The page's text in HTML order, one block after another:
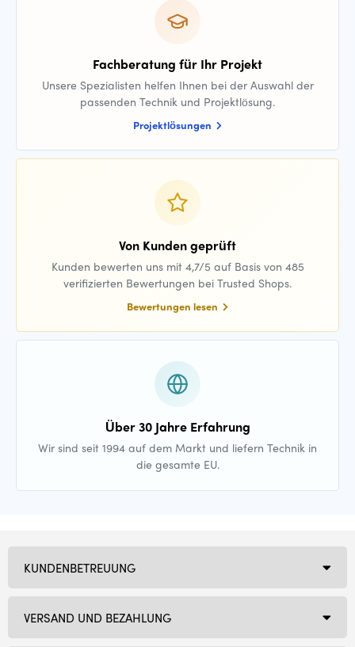
Fachberatung für Ihr Projekt
Unsere Spezialisten helfen Ihnen bei der Auswahl der
passenden Technik und Projektlösung.
Projektlösungen
Von Kunden geprüft
Kunden bewerten uns mit 4,7/5 auf Basis von 485
verifizierten Bewertungen bei Trusted Shops.
Bewertungen lesen
Über 30 Jahre Erfahrung
Wir sind seit 1994 auf dem Markt und liefern Technik in
die gesamte EU.
KUNDENBETREUUNG
VERSAND UND BEZAHLUNG